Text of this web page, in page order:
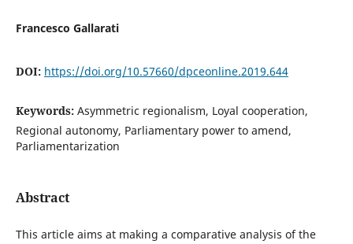
Francesco Gallarati
DOI: https://doi.org/10.57660/dpceonline.2019.644
Keywords: Asymmetric regionalism, Loyal cooperation,
Regional autonomy, Parliamentary power to amend,
Parliamentarization
Abstract
This article aims at making a comparative analysis of the